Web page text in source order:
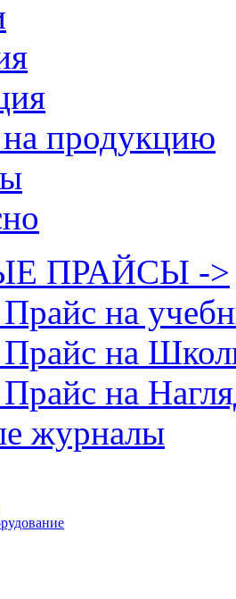
продукцию
ПРАЙСЫ ->
Прайс на
Прайс на
Прайс на
журналы